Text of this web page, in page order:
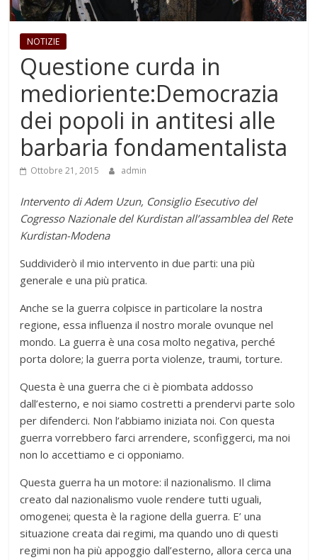
NOTIZIE
Questione curda in
medioriente:Democrazia
dei popoli in antitesi alle
barbaria fondamentalista
Ottobre 21, 2015 admin
Intervento di Adem Uzun, Consiglio Esecutivo del
Cogresso Nazionale del Kurdistan all’assamblea del Rete
Kurdistan-Modena
Suddividerò il mio intervento in due parti: una più
generale e una più pratica.
Anche se la guerra colpisce in particolare la nostra
regione, essa influenza il nostro morale ovunque nel
mondo. La guerra è una cosa molto negativa, perché
porta dolore; la guerra porta violenze, traumi, torture.
Questa è una guerra che ci è piombata addosso
dall’esterno, e noi siamo costretti a prendervi parte solo
per difenderci. Non l’abbiamo iniziata noi. Con questa
guerra vorrebbero farci arrendere, sconfiggerci, ma noi
non lo accettiamo e ci opponiamo.
Questa guerra ha un motore: il nazionalismo. Il clima
creato dal nazionalismo vuole rendere tutti uguali,
omogenei; questa è la ragione della guerra. E’ una
situazione creata dai regimi, ma quando uno di questi
regimi non ha più appoggio dall’esterno, allora cerca una